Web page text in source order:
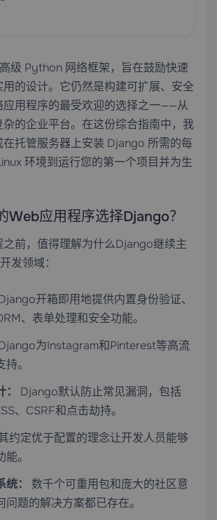
级 Python 网络框架，旨在鼓励快速
的设计。它仍然是构建可扩展、安全
应用程序的最受欢迎的选择之一——从
的企业平台。在这份综合指南中，我
托管服务器上安装 Django 所需的每
环境到运行您的第一个项目并为生
Web应用程序选择Django？
之前，值得理解为什么Django继续主
发领域：
开箱即用地提供内置身份验证、
、表单处理和安全功能。
为Instagram和Pinterest等高流
。
Django默认防止常见漏洞，包括
、CSRF和点击劫持。
约定优于配置的理念让开发人员能够
。
：
数千个可重用包和庞大的社区意
问题的解决方案都已存在。